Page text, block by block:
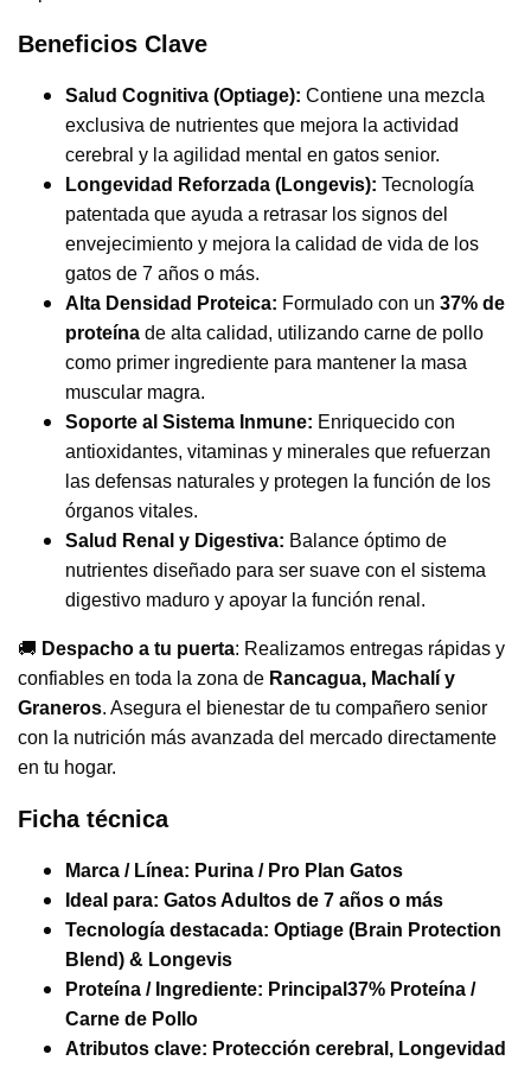
Beneficios Clave
Salud Cognitiva (Optiage): Contiene una mezcla
exclusiva de nutrientes que mejora la actividad
cerebral y la agilidad mental en gatos senior.
Longevidad Reforzada (Longevis): Tecnología
patentada que ayuda a retrasar los signos del
envejecimiento y mejora la calidad de vida de los
gatos de 7 años o más.
Alta Densidad Proteica: Formulado con un 37% de
proteína de alta calidad, utilizando carne de pollo
como primer ingrediente para mantener la masa
muscular magra.
Soporte al Sistema Inmune: Enriquecido con
antioxidantes, vitaminas y minerales que refuerzan
las defensas naturales y protegen la función de los
órganos vitales.
Salud Renal y Digestiva: Balance óptimo de
nutrientes diseñado para ser suave con el sistema
digestivo maduro y apoyar la función renal.
🚚 Despacho a tu puerta: Realizamos entregas rápidas y
confiables en toda la zona de Rancagua, Machalí y
Graneros. Asegura el bienestar de tu compañero senior
con la nutrición más avanzada del mercado directamente
en tu hogar.
Ficha técnica
Marca / Línea: Purina / Pro Plan Gatos
Ideal para: Gatos Adultos de 7 años o más
Tecnología destacada: Optiage (Brain Protection
Blend) & Longevis
Proteína / Ingrediente: Principal 37% Proteína /
Carne de Pollo
Atributos clave: Protección cerebral, Longevidad